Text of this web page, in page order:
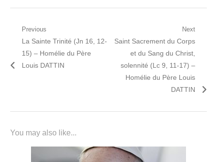
Navigation
l’article
Previous
Previous
post:
La Sainte Trinité (Jn 16, 12-
15) – Homélie du Père
Louis DATTIN
Next
Next
Saint Sacrement du Corps
et du Sang du Christ,
solennité (Lc 9, 11-17) –
Homélie du Père Louis
DATTIN
You may also like...